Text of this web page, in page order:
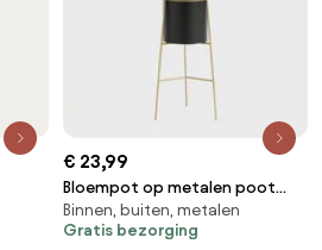
€ 23,99
Bloempot op metalen poot
Ø22 cm Inaya
Binnen, buiten, metalen
Gratis bezorging